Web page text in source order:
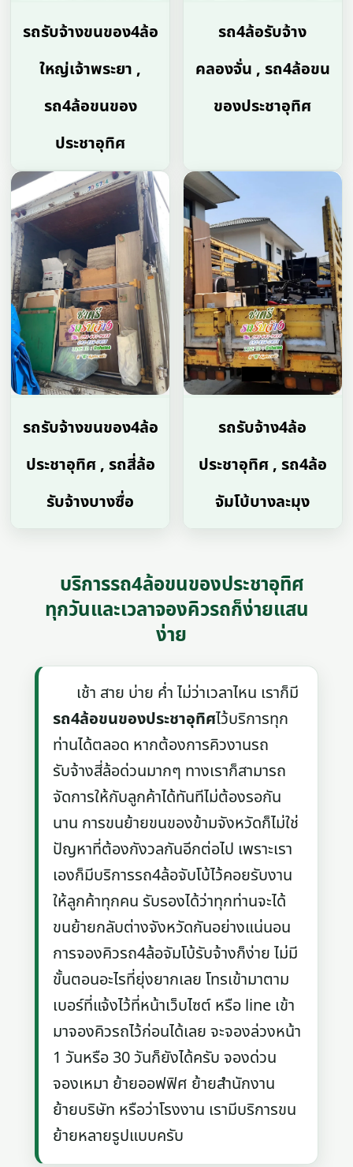
รถรับจ้างขนของ4ล้อ
ใหญ่เจ้าพระยา ,
รถ4ล้อขนของ
ประชาอุทิศ
รถ4ล้อรับจ้าง
คลองจั่น , รถ4ล้อขน
ของประชาอุทิศ
รถรับจ้างขนของ4ล้อ
ประชาอุทิศ , รถสี่ล้อ
รับจ้างบางซื่อ
รถรับจ้าง4ล้อ
ประชาอุทิศ , รถ4ล้อ
จัมโบ้บางละมุง
บริการรถ4ล้อขนของประชาอุทิศ
ทุกวันและเวลาจองคิวรถก็ง่ายแสน
ง่าย
เช้า สาย บ่าย ค่ำ ไม่ว่าเวลาไหน เราก็มี
รถ4ล้อขนของประชาอุทิศไว้บริการทุก
ท่านได้ตลอด หากต้องการคิวงานรถ
รับจ้างสี่ล้อด่วนมากๆ ทางเราก็สามารถ
จัดการให้กับลูกค้าได้ทันทีไม่ต้องรอกัน
นาน การขนย้ายขนของข้ามจังหวัดก็ไม่ใช่
ปัญหาที่ต้องกังวลกันอีกต่อไป เพราะเรา
เองก็มีบริการรถ4ล้อจับโบ้ไว้คอยรับงาน
ให้ลูกค้าทุกคน รับรองได้ว่าทุกท่านจะได้
ขนย้ายกลับต่างจังหวัดกันอย่างแน่นอน
การจองคิวรถ4ล้อจัมโบ้รับจ้างก็ง่าย ไม่มี
ขั้นตอนอะไรที่ยุ่งยากเลย โทรเข้ามาตาม
เบอร์ที่แจ้งไว้ที่หน้าเว็บไซต์ หรือ line เข้า
มาจองคิวรถไว้ก่อนได้เลย จะจองล่วงหน้า
1 วันหรือ 30 วันก็ยังได้ครับ จองด่วน
จองเหมา ย้ายออฟฟิศ ย้ายสำนักงาน
ย้ายบริษัท หรือว่าโรงงาน เรามีบริการขน
ย้ายหลายรูปแบบครับ